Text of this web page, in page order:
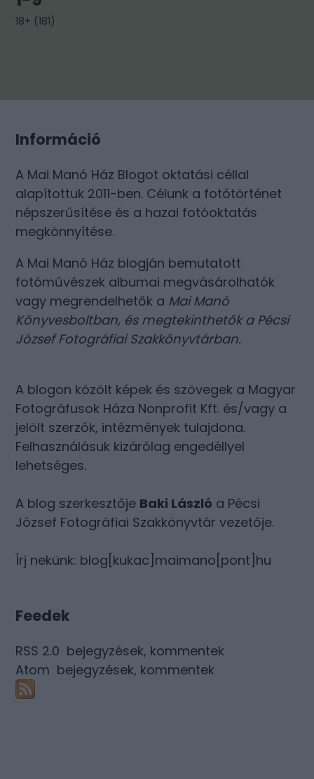
18+ (181)
Információ
A Mai Manó Ház Blogot oktatási céllal
alapítottuk 2011-ben. Célunk a fotótörténet
népszerűsítése és a hazai fotóoktatás
megkönnyítése.
A Mai Manó Ház blogján bemutatott
fotóművészek albumai megvásárolhatók
vagy megrendelhetők a Mai Manó
Könyvesboltban, és megtekinthetők a Pécsi
József Fotográfiai Szakkönyvtárban.
A blogon közölt képek és szövegek a Magyar
Fotográfusok Háza Nonprofit Kft. és/vagy a
jelölt szerzők, intézmények tulajdona.
Felhasználásuk kizárólag engedéllyel
lehetséges.
A blog szerkesztője Baki László a Pécsi
József Fotográfiai Szakkönyvtár vezetője.
Írj nekünk: blog[kukac]maimano[pont]hu
Feedek
RSS 2.0 bejegyzések, kommentek
Atom bejegyzések, kommentek